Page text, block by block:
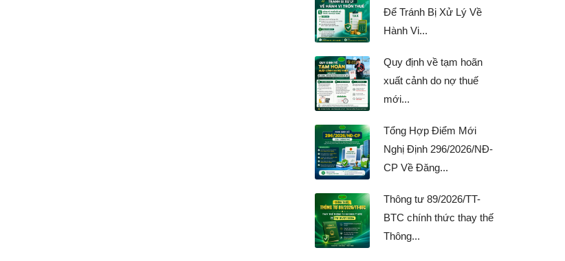
Để Tránh Bị Xử Lý Về
Hành Vi...
Quy định về tạm hoãn
xuất cảnh do nợ thuế
mới...
Tổng Hợp Điểm Mới
Nghị Định 296/2026/NĐ-
CP Về Đăng...
Thông tư 89/2026/TT-
BTC chính thức thay thế
Thông...